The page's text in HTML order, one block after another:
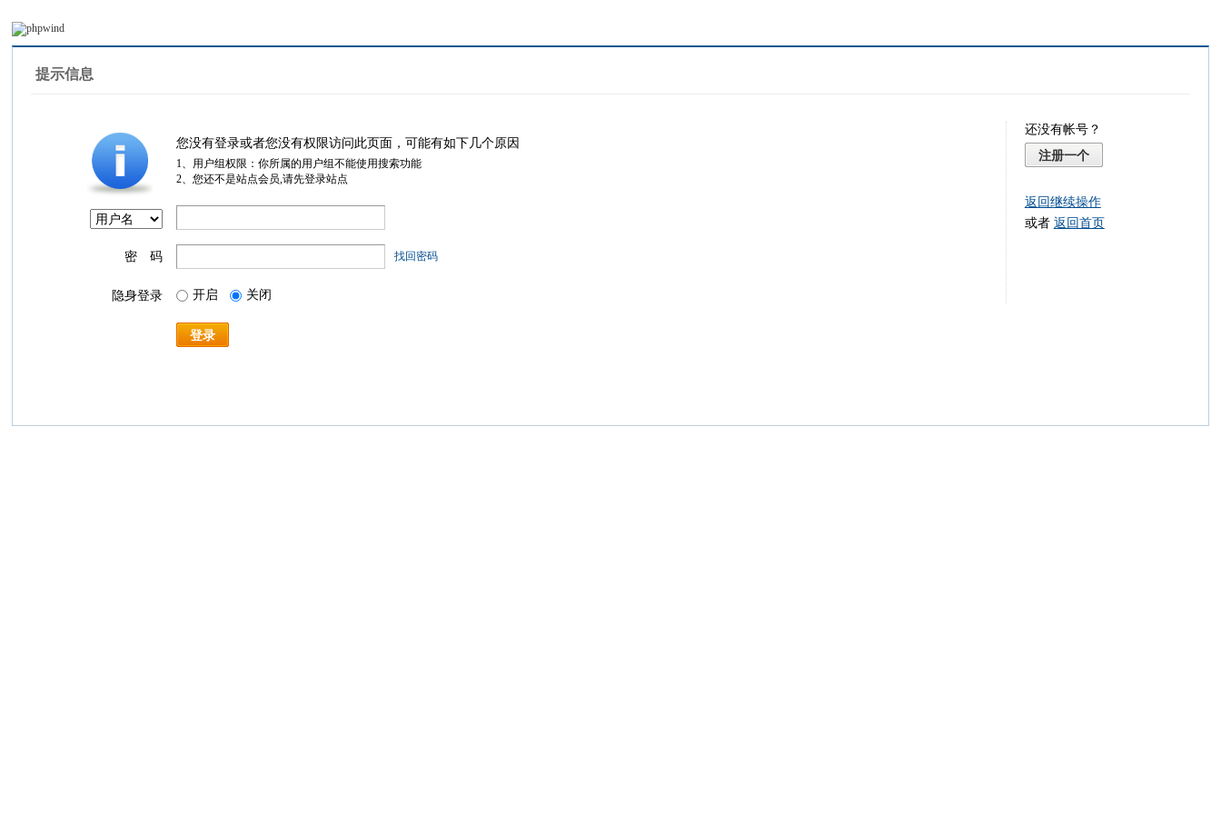
提示信息
您没有登录或者您没有权限访问此页面，可能有如下几个原因
1、用户组权限：你所属的用户组不能使用搜索功能
2、您还不是站点会员,请先登录站点
密 码 找回密码
隐身登录 开启 关闭
登录
还没有帐号？
注册一个
返回继续操作
或者 返回首页